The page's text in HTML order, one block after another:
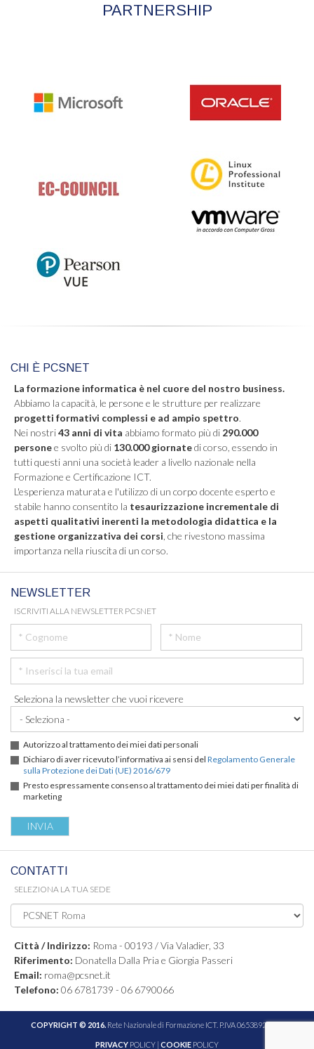
PARTNERSHIP
CHI È PCSNET
La formazione informatica è nel cuore del nostro business.
Abbiamo la capacità, le persone e le strutture per realizzare
progetti formativi complessi e ad ampio spettro.
Nei nostri43 anni di vita abbiamo formato più di 290.000
personee svolto più di 130.000 giornatedi corso, essendo in
tutti questi anni una società leader a livello nazionale nella
Formazione e Certificazione ICT.
L'esperienza maturata e l'utilizzo di un corpo docente esperto e
stabile hanno consentito la tesaurizzazione incrementale di
aspetti qualitativi inerenti la metodologia didattica e la
gestione organizzativa dei corsi , che rivestono massima
importanza nella riuscita di un corso.
NEWSLETTER
ISCRIVITI ALLA NEWSLETTER PCSNET
Seleziona la newsletter che vuoi ricevere
Autorizzo al trattamento dei miei dati personali
Dichiaro di aver ricevuto l’informativa ai sensi del Regolamento Generale
sulla Protezione dei Dati (UE) 2016/679
Presto espressamente consenso al trattamento dei miei dati per finalità di
marketing
CONTATTI
SELEZIONA LA TUA SEDE
Città / Indirizzo: Roma - 00193 / Via Valadier, 33
Riferimento: Donatella Dalla Pria e Giorgia Passeri
Email: roma@pcsnet.it
Telefono: 06 6781739 - 06 6790066
COPYRIGHT © 2016. Rete Nazionale di Formazione ICT. P.IVA 06538921005
PRIVACY POLICY | COOKIE POLICY